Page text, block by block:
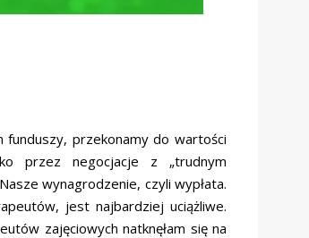
funduszy, przekonamy do wartości
przez negocjacje z „trudnym
wynagrodzenie, czyli wypłata.
jest najbardziej uciążliwe.
zajęciowych natknęłam się na